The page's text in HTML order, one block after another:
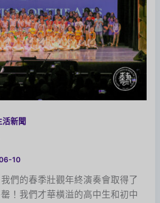
活新聞
10
們的春季壯觀年終演奏會取得了
！我們才華橫溢的高中生和初中